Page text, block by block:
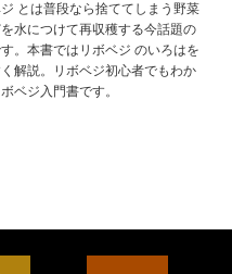
ジ とは普段なら捨ててしまう野菜
水につけて再収穫する今話題の
。本書ではリボベジ のいろはを
解説。リボベジ初心者でもわか
ベジ入門書です。